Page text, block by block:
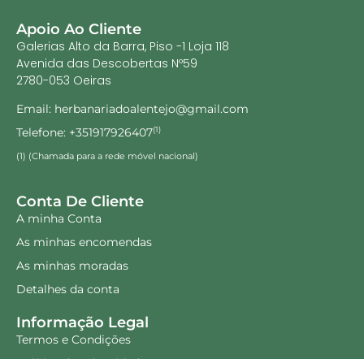
Apoio Ao Cliente
Galerias Alto da Barra, Piso -1 Loja 118
Avenida das Descobertas Nº59
2780-053 Oeiras
Email: herbanariadoalentejo@gmail.com
Telefone: +351917926407(1)
(1) (Chamada para a rede móvel nacional)
Conta De Cliente
A minha Conta
As minhas encomendas
As minhas moradas
Detalhes da conta
Informação Legal
Termos e Condições